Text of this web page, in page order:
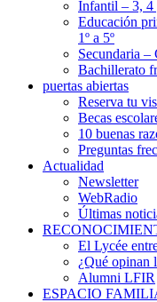
Infantil – 3, 4
Educación
1º a 5º
Secundaria –
Bachillerato
puertas abiertas
Reserva tu
Becas
10 buenas
Preguntas
Actualidad
Newsletter
WebRadio
Últimas
El Lycée
¿Qué opinan
Alumni LFIR
ESPACIO